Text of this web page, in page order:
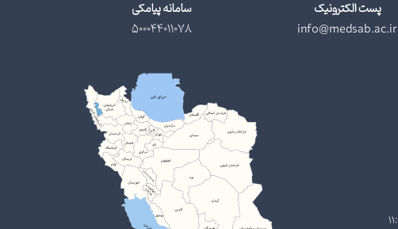
پست الکترونیک
info@medsab.ac.ir
سامانه پیامکی
500044011078